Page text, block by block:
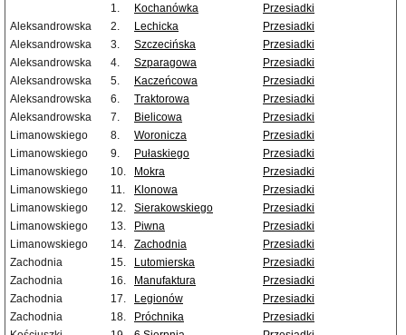
1.
Kochanówka
Przesiadki
Aleksandrowska
2. Lechicka
Przesiadki
Aleksandrowska
3. Szczecińska
Przesiadki
Aleksandrowska
4. Szparagowa
Przesiadki
Aleksandrowska
5. Kaczeńcowa
Przesiadki
Aleksandrowska
6. Traktorowa
Przesiadki
Aleksandrowska
7. Bielicowa
Przesiadki
Limanowskiego
8. Woronicza
Przesiadki
Limanowskiego
9. Pułaskiego
Przesiadki
Limanowskiego
10. Mokra
Przesiadki
Limanowskiego
11. Klonowa
Przesiadki
Limanowskiego
12. Sierakowskiego
Przesiadki
Limanowskiego
13. Piwna
Przesiadki
Limanowskiego
14. Zachodnia
Przesiadki
Zachodnia
15. Lutomierska
Przesiadki
Zachodnia
16. Manufaktura
Przesiadki
Zachodnia
17. Legionów
Przesiadki
Zachodnia
18. Próchnika
Przesiadki